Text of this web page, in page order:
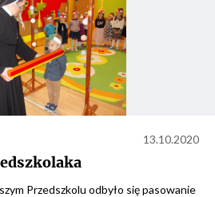
13.10.2020
Przedszkolu odbyło się pasowanie